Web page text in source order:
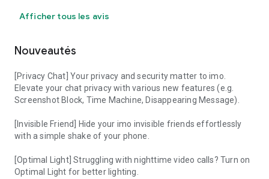
Afficher tous les avis
Nouveautés
[Privacy Chat] Your privacy and security matter to imo.
Elevate your chat privacy with various new features (e.g.
Screenshot Block, Time Machine, Disappearing Message).
[Invisible Friend] Hide your imo invisible friends effortlessly
with a simple shake of your phone.
[Optimal Light] Struggling with nighttime video calls? Turn on
Optimal Light for better lighting.